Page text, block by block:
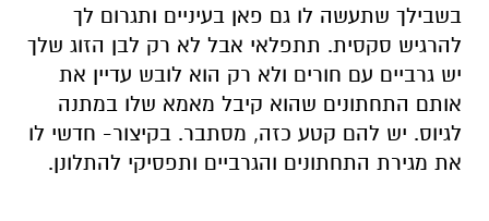
בשבילך שתעשה לו גם פאן בעיניים ותגרום לך
להרגיש סקסית. תתפלאי אבל לא רק לבן הזוג שלך
יש גרביים עם חורים ולא רק הוא לובש עדיין את
אותם התחתונים שהוא קיבל מאמא שלו במתנה
לגיוס. יש להם קטע כזה, מסתבר. בקיצור- חדשי לו
את מגירת התחתונים והגרביים ותפסיקי להתלונן.